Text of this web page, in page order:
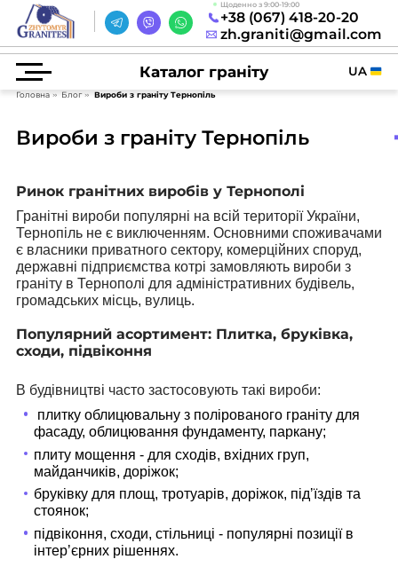
Щоденно з 9:00-19:00
+38 (067) 418-20-20
zh.graniti@gmail.com
UA
Каталог граніту
Головна Блог Вироби з граніту Тернопіль
Вироби з граніту Тернопіль
Ринок гранітних виробів у Тернополі
Гранітні вироби популярні на всій території України,
Тернопіль не є виключенням. Основними споживачами
є власники приватного сектору, комерційних споруд,
державні підприємства котрі замовляють вироби з
граніту в Тернополі для адміністративних будівель,
громадських місць, вулиць.
Популярний асортимент: Плитка, бруківка,
сходи, підвіконня
В будівництві часто застосовують такі вироби:
плитку облицювальну з полірованого граніту для
фасаду, облицювання фундаменту, паркану;
плиту мощення - для сходів, вхідних груп,
майданчиків, доріжок;
бруківку для площ, тротуарів, доріжок, підʼїздів та
стоянок;
підвіконня, сходи, стільниці - популярні позиції в
інтерʼєрних рішеннях.